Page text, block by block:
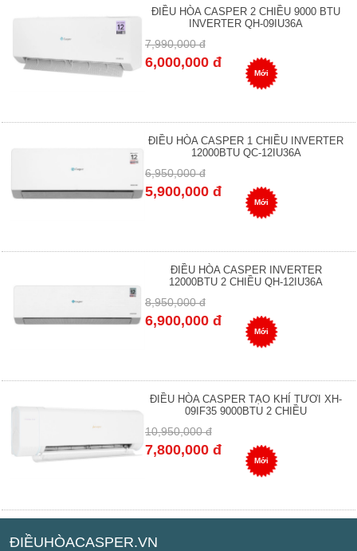
ĐIỀU HÒA CASPER 2 CHIỀU 9000 BTU
INVERTER QH-09IU36A
7,990,000 đ
6,000,000 đ
Mới
ĐIỀU HÒA CASPER 1 CHIỀU INVERTER
12000BTU QC-12IU36A
6,950,000 đ
5,900,000 đ
Mới
ĐIỀU HÒA CASPER INVERTER
12000BTU 2 CHIỀU QH-12IU36A
8,950,000 đ
6,900,000 đ
Mới
ĐIỀU HÒA CASPER TẠO KHÍ TƯƠI XH-
09IF35 9000BTU 2 CHIỀU
10,950,000 đ
7,800,000 đ
Mới
ĐIỀUHÒACASPER.VN